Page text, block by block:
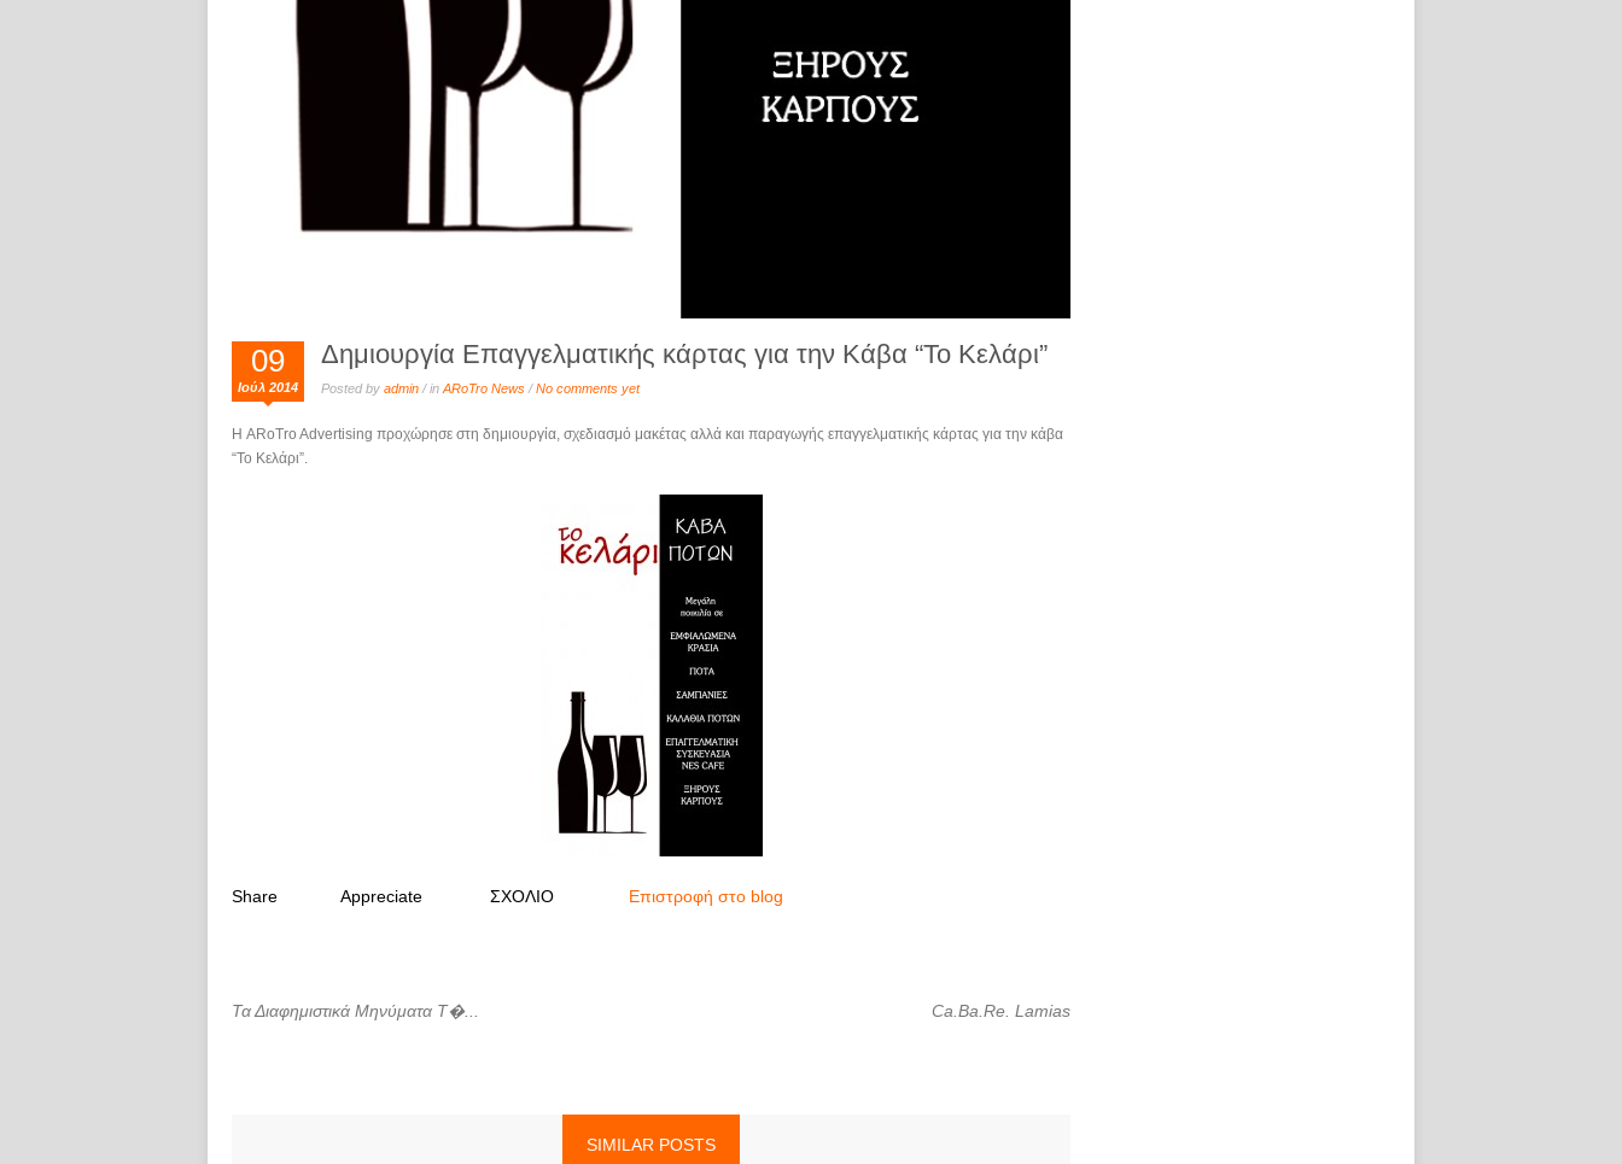
09
Ιούλ 2014
Δημιουργία Επαγγελματικής κάρτας για την Κάβα “Το Κελάρι”
Posted by admin / in ARoTro News /No comments yet
Η ARoTro Advertising προχώρησε στη δημιουργία, σχεδιασμό μακέτας αλλά και παραγωγής επαγγελματικής κάρτας για την κάβα
“Το Κελάρι”.
Share Appreciate ΣΧΟΛΙΟ Επιστροφή στο blog
Τα Διαφημιστικά Μηνύματα Τ�... Ca.Ba.Re. Lamias
SIMILAR POSTS